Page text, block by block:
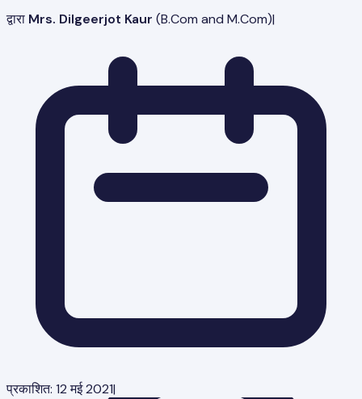
द्वारा Mrs. Dilgeerjot Kaur (B.Com and M.Com)|
प्रकाशित: 12 मई 2021|